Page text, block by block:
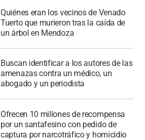
Quiénes eran los vecinos de Venado
Tuerto que murieron tras la caída de
un árbol en Mendoza
Buscan identificar a los autores de las
amenazas contra un médico, un
abogado y un periodista
Ofrecen 10 millones de recompensa
por un santafesino con pedido de
captura por narcotráfico y homicidio